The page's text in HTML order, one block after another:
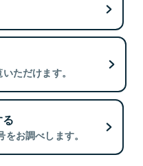
ただけます。
お調べします。